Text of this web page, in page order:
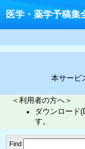
医学・薬学予稿集
本サービ
＜利用者の方へ＞
ダウンロード
す。
Find